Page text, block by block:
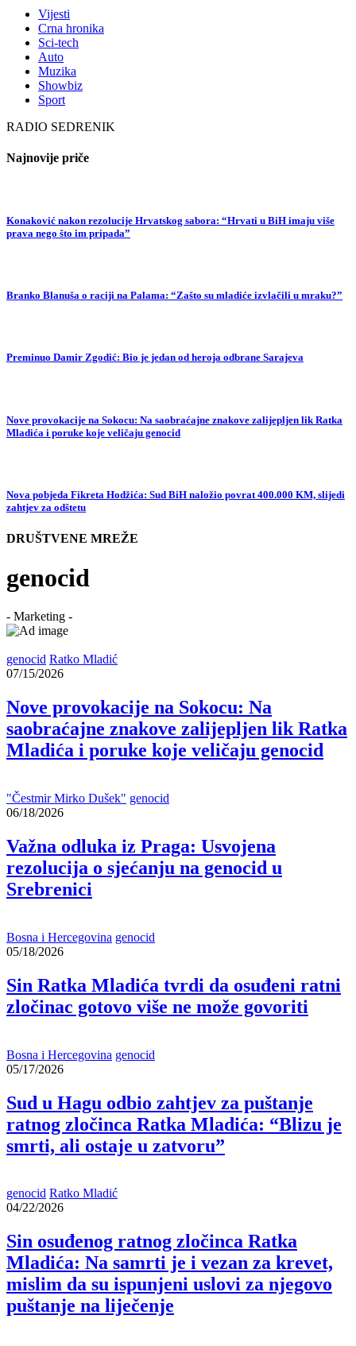
Vijesti
Crna hronika
Sci-tech
Auto
Muzika
Showbiz
Sport
RADIO SEDRENIK
Najnovije priče
Konaković nakon rezolucije Hrvatskog sabora: “Hrvati u BiH imaju više
prava nego što im pripada”
Branko Blanuša o raciji na Palama: “Zašto su mladiće izvlačili u mraku?”
Preminuo Damir Zgodić: Bio je jedan od heroja odbrane Sarajeva
Nove provokacije na Sokocu: Na saobraćajne znakove zalijepljen lik Ratka
Mladića i poruke koje veličaju genocid
Nova pobjeda Fikreta Hodžića: Sud BiH naložio povrat 400.000 KM, slijedi
zahtjev za odštetu
DRUŠTVENE MREŽE
genocid
- Marketing -
genocid Ratko Mladić
07/15/2026
Nove provokacije na Sokocu: Na
saobraćajne znakove zalijepljen lik Ratka
Mladića i poruke koje veličaju genocid
"Čestmir Mirko Dušek" genocid
06/18/2026
Važna odluka iz Praga: Usvojena
rezolucija o sjećanju na genocid u
Srebrenici
Bosna i Hercegovina genocid
05/18/2026
Sin Ratka Mladića tvrdi da osuđeni ratni
zločinac gotovo više ne može govoriti
Bosna i Hercegovina genocid
05/17/2026
Sud u Hagu odbio zahtjev za puštanje
ratnog zločinca Ratka Mladića: “Blizu je
smrti, ali ostaje u zatvoru”
genocid Ratko Mladić
04/22/2026
Sin osuđenog ratnog zločinca Ratka
Mladića: Na samrti je i vezan za krevet,
mislim da su ispunjeni uslovi za njegovo
puštanje na liječenje